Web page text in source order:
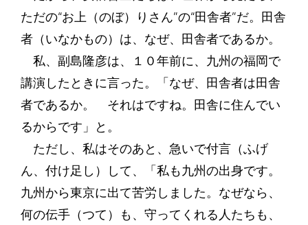
ただの“お上（のぼ）りさん”の“田舎者”だ。田舎
者（いなかもの）は、なぜ、田舎者であるか。
私、副島隆彦は、１０年前に、九州の福岡で
講演したときに言った。「なぜ、田舎者は田舎
者であるか。 それはですね。田舎に住んでい
るからです」と。
ただし、私はそのあと、急いで付言（ふげ
ん、付け足し）して、「私も九州の出身です。
九州から東京に出て苦労しました。なぜなら、
何の伝手（つて）も、守ってくれる人たちも、